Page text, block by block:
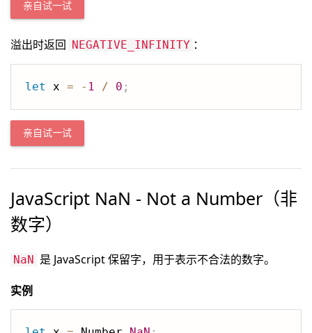
亲自试一试
溢出时返回 NEGATIVE_INFINITY ：
let x = - 1 / 0 ;
亲自试一试
JavaScript NaN - Not a Number（非
数字）
NaN 是 JavaScript 保留字，用于表示不合法的数字。
实例